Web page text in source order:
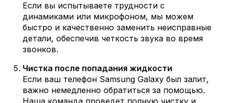
Если вы испытываете трудности с
динамиками или микрофоном, мы можем
быстро и качественно заменить неисправные
детали, обеспечив четкость звука во время
звонков.
Чистка после попадания жидкости
Если ваш телефон Samsung Galaxy был залит,
важно немедленно обратиться за помощью.
Наша команда проведет полную чистку и